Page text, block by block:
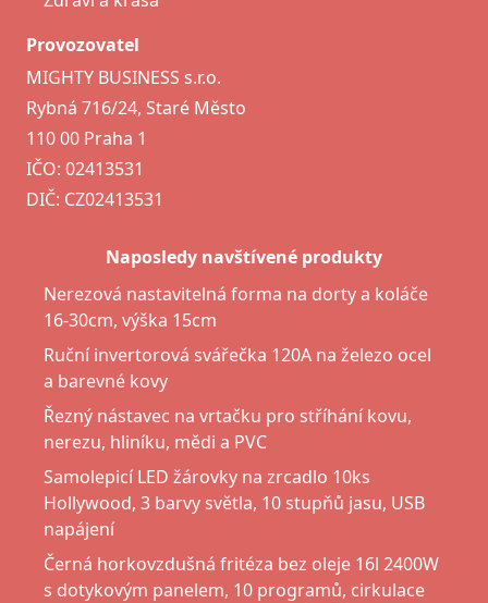
Provozovatel
MIGHTY BUSINESS s.r.o.
Rybná 716/24, Staré Město
110 00 Praha 1
IČO: 02413531
DIČ: CZ02413531
Naposledy navštívené produkty
Nerezová nastavitelná forma na dorty a koláče
16-30cm, výška 15cm
Ruční invertorová svářečka 120A na železo ocel
a barevné kovy
Řezný nástavec na vrtačku pro stříhání kovu,
nerezu, hliníku, mědi a PVC
Samolepicí LED žárovky na zrcadlo 10ks
Hollywood, 3 barvy světla, 10 stupňů jasu, USB
napájení
Černá horkovzdušná fritéza bez oleje 16l 2400W
s dotykovým panelem, 10 programů, cirkulace